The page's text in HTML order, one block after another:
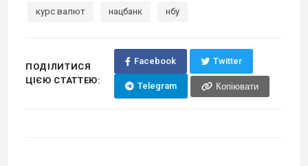
курс валют нацбанк нбу
ПОДІЛИТИСЯ
ЦІЄЮ СТАТТЕЮ:
Facebook Twitter
Telegram Копіювати